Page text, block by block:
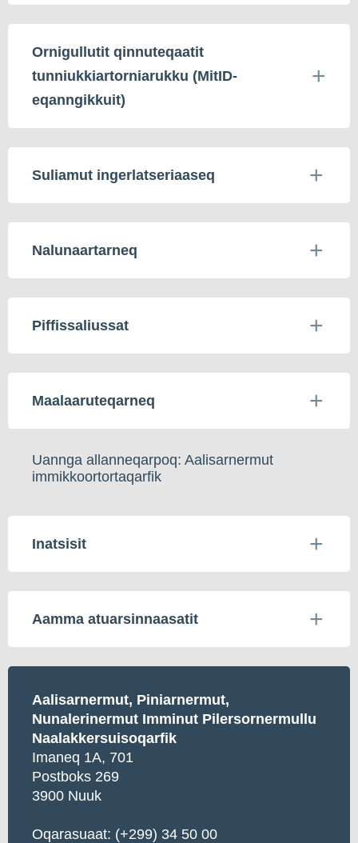
Ornigullutit qinnuteqaatit
tunniukkiartorniarukku (MitID-
eqanngikkuit)
Suliamut ingerlatseriaaseq
Nalunaartarneq
Piffissaliussat
Maalaaruteqarneq
Uannga allanneqarpoq: Aalisarnermut
immikkoortortaqarfik
Inatsisit
Aamma atuarsinnaasatit
Aalisarnermut, Piniarnermut,
Nunalerinermut Imminut Pilersornermullu
Naalakkersuisoqarfik
Imaneq 1A, 701
Postboks 269
3900 Nuuk
Oqarasuaat: (+299) 34 50 00